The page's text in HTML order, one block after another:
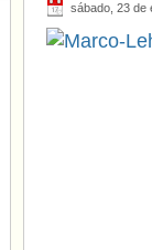
sábado, 23 de